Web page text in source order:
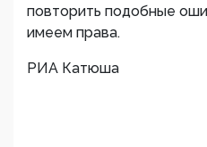
повторить подобные
имеем права.
РИА Катюша